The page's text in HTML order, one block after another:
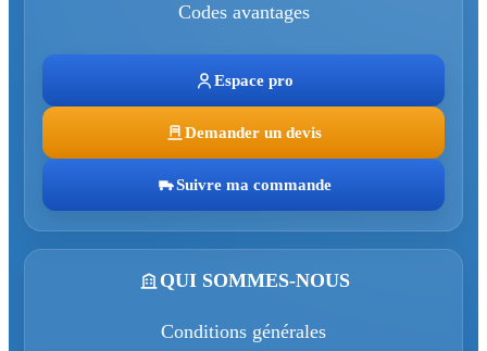
Codes avantages
Espace pro
Demander un devis
Suivre ma commande
QUI SOMMES-NOUS
Conditions générales